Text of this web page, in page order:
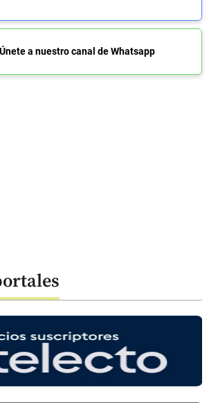
Únete a nuestro canal de Whatsapp